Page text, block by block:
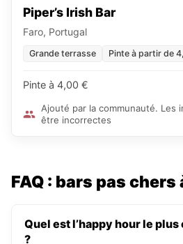
Piper’s Irish Bar
Faro, Portugal
Grande terrasse Pinte à partir de
Pinte à 4,00 €
Ajouté par la communauté. Les
être incorrectes
FAQ : bars pas chers
Quel est l’happy hour le
?